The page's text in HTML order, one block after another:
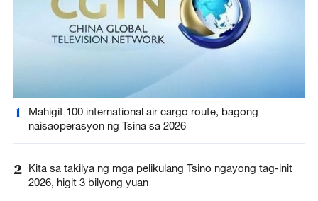
1
Mahigit 100 international air cargo route‌, bagong
naisaoperasyon ng Tsina sa 2026
2 Kita sa takilya ng mga pelikulang Tsino ngayong tag-init
2026, higit 3 bilyong yuan